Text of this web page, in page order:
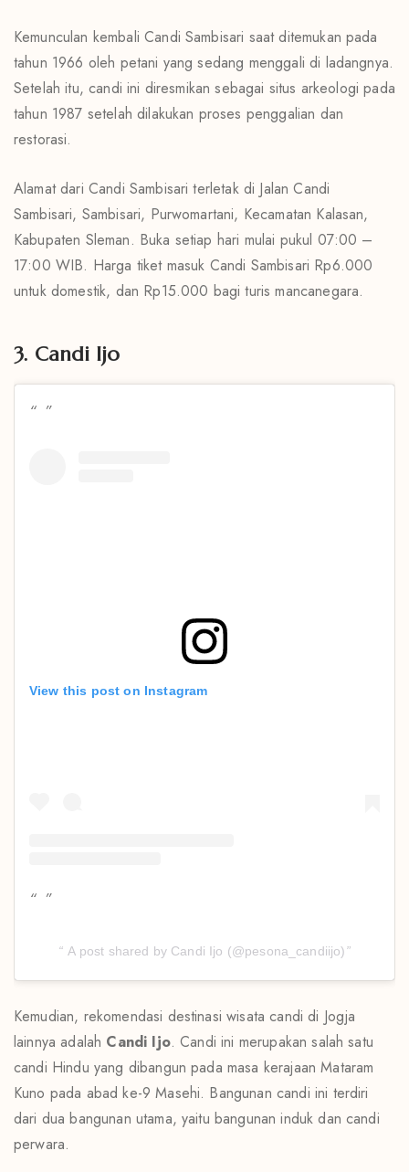
Kemunculan kembali Candi Sambisari saat ditemukan pada
tahun 1966 oleh petani yang sedang menggali di ladangnya.
Setelah itu, candi ini diresmikan sebagai situs arkeologi pada
tahun 1987 setelah dilakukan proses penggalian dan
restorasi.
Alamat dari Candi Sambisari terletak di Jalan Candi
Sambisari, Sambisari, Purwomartani, Kecamatan Kalasan,
Kabupaten Sleman. Buka setiap hari mulai pukul 07:00 –
17:00 WIB. Harga tiket masuk Candi Sambisari Rp6.000
untuk domestik, dan Rp15.000 bagi turis mancanegara.
3. Candi Ijo
View this post on Instagram
A post shared by Candi Ijo (@pesona_candiijo)
Kemudian, rekomendasi destinasi wisata candi di Jogja
lainnya adalah Candi Ijo. Candi ini merupakan salah satu
candi Hindu yang dibangun pada masa kerajaan Mataram
Kuno pada abad ke-9 Masehi. Bangunan candi ini terdiri
dari dua bangunan utama, yaitu bangunan induk dan candi
perwara.